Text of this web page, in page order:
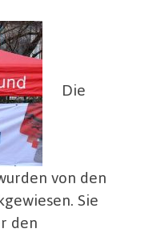
Die
von den
Sie
den